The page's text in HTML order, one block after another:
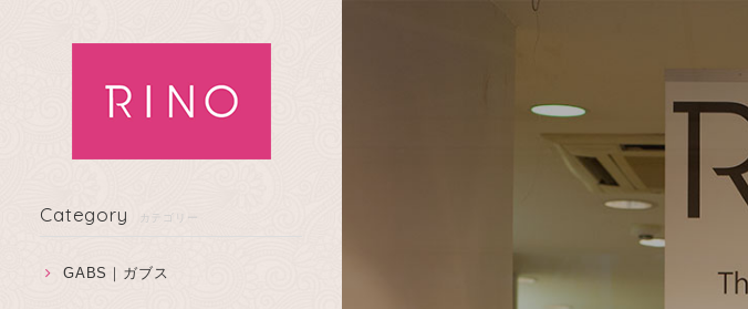
Category カテゴリー
GABS｜ガブス